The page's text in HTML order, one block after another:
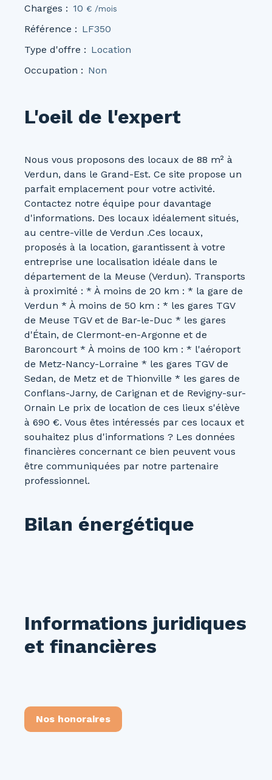
Charges : 10 € /mois
Référence : LF350
Type d'offre : Location
Occupation : Non
L'oeil de l'expert
Nous vous proposons des locaux de 88 m² à
Verdun, dans le Grand-Est. Ce site propose un
parfait emplacement pour votre activité.
Contactez notre équipe pour davantage
d'informations. Des locaux idéalement situés,
au centre-ville de Verdun .Ces locaux,
proposés à la location, garantissent à votre
entreprise une localisation idéale dans le
département de la Meuse (Verdun). Transports
à proximité : * À moins de 20 km : * la gare de
Verdun * À moins de 50 km : * les gares TGV
de Meuse TGV et de Bar-le-Duc * les gares
d'Étain, de Clermont-en-Argonne et de
Baroncourt * À moins de 100 km : * l'aéroport
de Metz-Nancy-Lorraine * les gares TGV de
Sedan, de Metz et de Thionville * les gares de
Conflans-Jarny, de Carignan et de Revigny-sur-
Ornain Le prix de location de ces lieux s'élève
à 690 €. Vous êtes intéressés par ces locaux et
souhaitez plus d'informations ? Les données
financières concernant ce bien peuvent vous
être communiquées par notre partenaire
professionnel.
Bilan énergétique
Informations juridiques
et financières
Nos honoraires